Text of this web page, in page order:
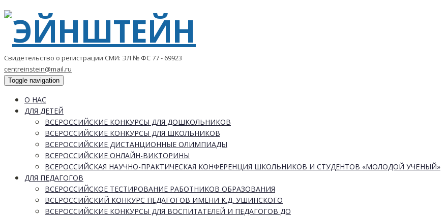
Свидетельство о регистрации СМИ: ЭЛ № ФС 77 - 69923
centreinstein@mail.ru
Toggle navigation
О НАС
ДЛЯ ДЕТЕЙ
ВСЕРОССИЙСКИЕ КОНКУРСЫ ДЛЯ ДОШКОЛЬНИКОВ
ВСЕРОССИЙСКИЕ КОНКУРСЫ ДЛЯ ШКОЛЬНИКОВ
ВСЕРОССИЙСКИЕ ДИСТАНЦИОННЫЕ ОЛИМПИАДЫ
ВСЕРОССИЙСКИЕ ОНЛАЙН-ВИКТОРИНЫ
ВСЕРОССИЙСКАЯ НАУЧНО-ПРАКТИЧЕСКАЯ КОНФЕРЕНЦИЯ ШКОЛЬНИКОВ И СТУДЕНТОВ «МОЛОДОЙ УЧЁНЫЙ»
ДЛЯ ПЕДАГОГОВ
ВСЕРОССИЙСКОЕ ТЕСТИРОВАНИЕ РАБОТНИКОВ ОБРАЗОВАНИЯ
ВСЕРОССИЙСКИЙ КОНКУРС ПЕДАГОГОВ ИМЕНИ К.Д. УШИНСКОГО
ВСЕРОССИЙСКИЕ КОНКУРСЫ ДЛЯ ВОСПИТАТЕЛЕЙ И ПЕДАГОГОВ ДО